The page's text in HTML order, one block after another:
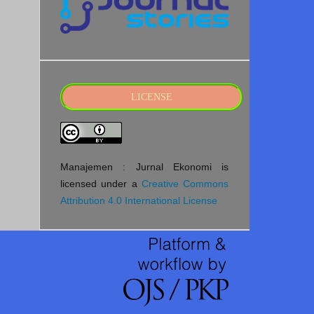
LICENSE
Manajemen : Jurnal Ekonomi is
licensed under a Creative Commons
Attribution 4.0 International License